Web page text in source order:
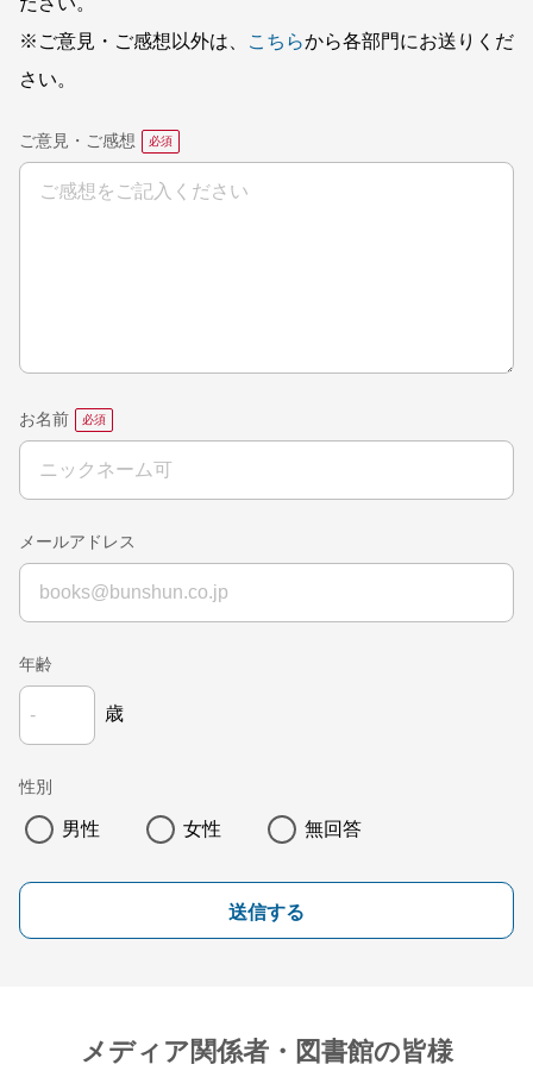
ださい。
※ご意見・ご感想以外は、
こちらから各部門にお送りくだ
さい。
ご意見・ご感想
お名前
メールアドレス
年齢
歳
性別
男性 女性 無回答
送信する
メディア関係者・図書館の皆様